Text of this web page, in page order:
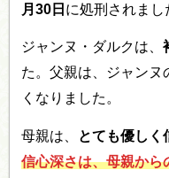
月30日 に処刑されまし
ジャンヌ・ダルクは、
た。父親は、ジャン
くなりました。
母親は、 とても優しく
信心深さは、母親から